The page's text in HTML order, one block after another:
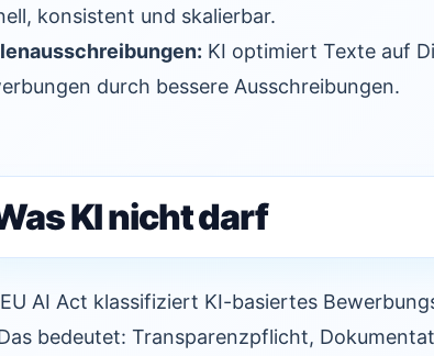
konsistent und skalierbar.
KI optimiert Texte auf
durch bessere Ausschreibungen.
KI nicht darf
AI Act klassifiziert KI-basiertes
bedeutet: Transparenzpflicht,